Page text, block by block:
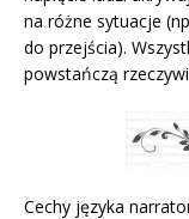
na różne sytuacje
do przejścia).
powstańczą
Cechy języka